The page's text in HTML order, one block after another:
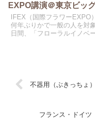
EXPO講演＠東京ビッ
IFEX（国際フラワーEXPO
何年ぶりかで一般の人を対
日間、「フローラルイノベ
不器用（ぶきっちょ
フランス・ドイツ